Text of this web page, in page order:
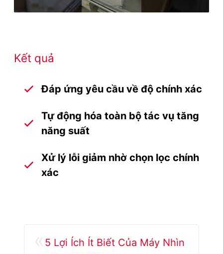
Kết quả
Đáp ứng yêu cầu về độ chính xác
Tự động hóa toàn bộ tác vụ tăng
năng suất
Xử lý lỗi giảm nhờ chọn lọc chính
xác
5 Lợi Ích Ít Biết Của Máy Nhìn